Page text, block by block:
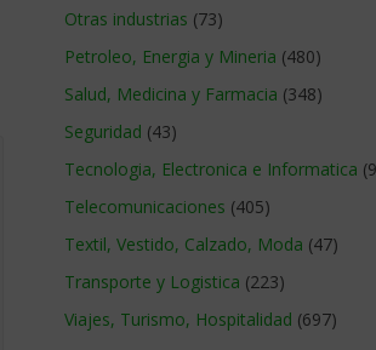
Otras industrias (73)
Petroleo, Energia y Mineria (480)
Salud, Medicina y Farmacia (348)
Seguridad (43)
Tecnologia, Electronica e Informatica
Telecomunicaciones (405)
Textil, Vestido, Calzado, Moda (47)
Transporte y Logistica (223)
Viajes, Turismo, Hospitalidad (697)